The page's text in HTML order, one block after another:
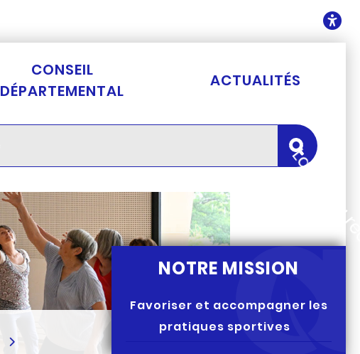
CONSEIL
DÉPARTEMENTAL
ACTUALITÉS
NOTRE MISSION
Favoriser et accompagner les
pratiques sportives